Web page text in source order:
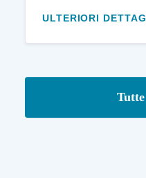
ULTERIORI